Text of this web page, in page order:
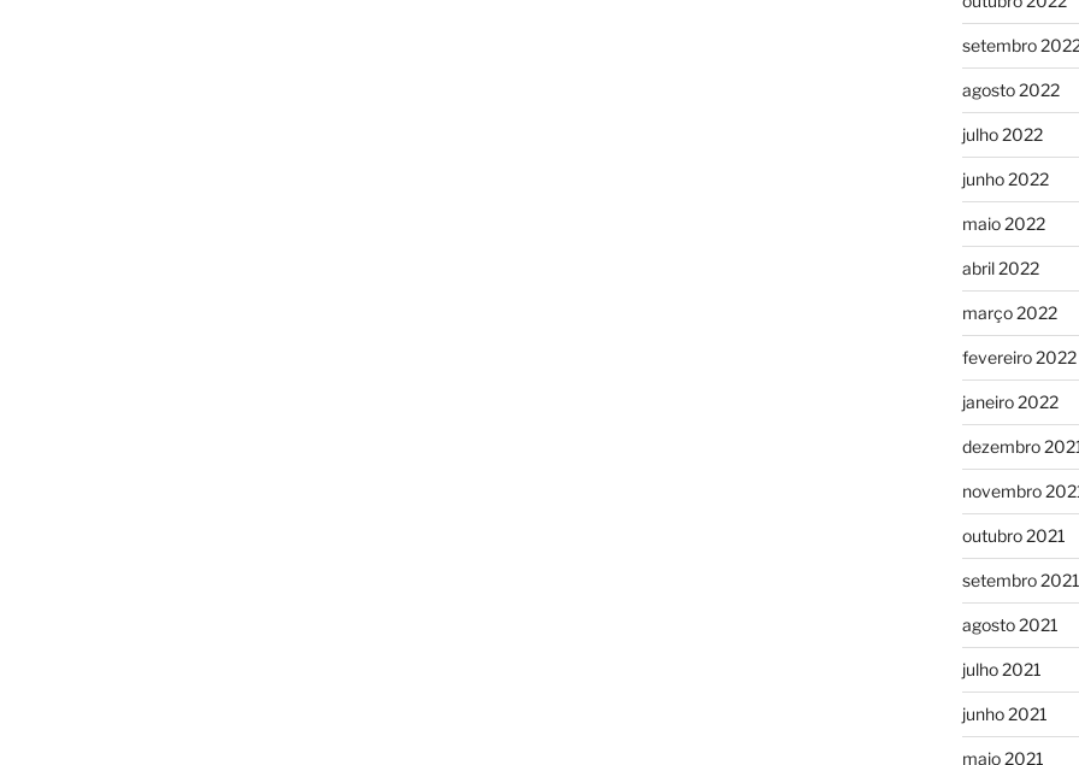
setembro
agosto 2022
julho 2022
junho 2022
maio 2022
abril 2022
março 2022
fevereiro 2022
janeiro 2022
dezembro
novembro
outubro 2021
setembro 2021
agosto 2021
julho 2021
junho 2021
maio 2021